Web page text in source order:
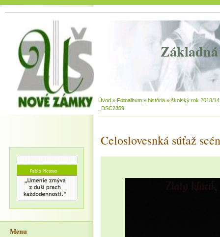
Základná
Úvod » Fotoalbum » história » školský rok 2013/14
_DSC2359
Celoslovesnká súťaž
Menu